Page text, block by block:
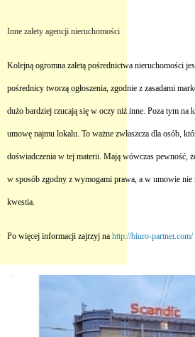
Inne zalety agencji nieruchomości
Kolejną ogromna zaletą pośrednictwa nieruchomości
pośrednicy tworzą ogłoszenia, zgodnie z zasadami
dużo bardziej rzucają się w oczy niż inne. Poza tym na
umowę najmu lokalu. To ważne zwłaszcza dla osób,
doświadczenia w tej materii. Mają wówczas pewność,
w sposób zgodny z wymogami prawa, a w umowie nie
kwestia.
Po więcej informacji zajrzyj na http://biuro-partner.com/